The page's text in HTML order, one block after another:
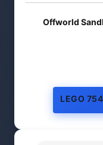
Offworld
LEGO